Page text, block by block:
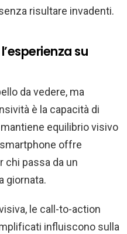
risultare invadenti.
su
da vedere, ma
è la capacità di
equilibrio visivo
offre
chi passa da un
giornata.
le call-to-action
influiscono sulla